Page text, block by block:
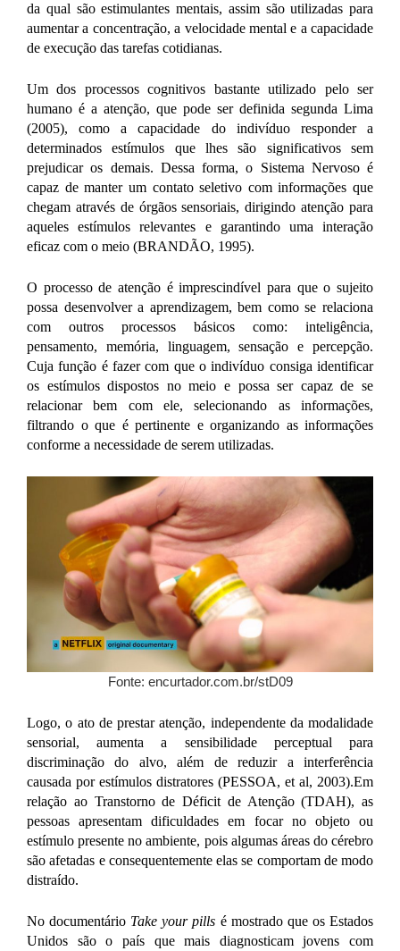
da qual são estimulantes mentais, assim são utilizadas para
aumentar a concentração, a velocidade mental e a capacidade
de execução das tarefas cotidianas.
Um dos processos cognitivos bastante utilizado pelo ser
humano é a atenção, que pode ser definida segunda Lima
(2005), como a capacidade do indivíduo responder a
determinados estímulos que lhes são significativos sem
prejudicar os demais. Dessa forma, o Sistema Nervoso é
capaz de manter um contato seletivo com informações que
chegam através de órgãos sensoriais, dirigindo atenção para
aqueles estímulos relevantes e garantindo uma interação
eficaz com o meio (BRANDÃO, 1995).
O processo de atenção é imprescindível para que o sujeito
possa desenvolver a aprendizagem, bem como se relaciona
com outros processos básicos como: inteligência,
pensamento, memória, linguagem, sensação e percepção.
Cuja função é fazer com que o indivíduo consiga identificar
os estímulos dispostos no meio e possa ser capaz de se
relacionar bem com ele, selecionando as informações,
filtrando o que é pertinente e organizando as informações
conforme a necessidade de serem utilizadas.
Fonte: encurtador.com.br/stD09
Logo, o ato de prestar atenção, independente da modalidade
sensorial, aumenta a sensibilidade perceptual para
discriminação do alvo, além de reduzir a interferência
causada por estímulos distratores (PESSOA, et al, 2003).Em
relação ao Transtorno de Déficit de Atenção (TDAH), as
pessoas apresentam dificuldades em focar no objeto ou
estímulo presente no ambiente, pois algumas áreas do cérebro
são afetadas e consequentemente elas se comportam de modo
distraído.
No documentário Take your pills é mostrado que os Estados
Unidos são o país que mais diagnosticam jovens com